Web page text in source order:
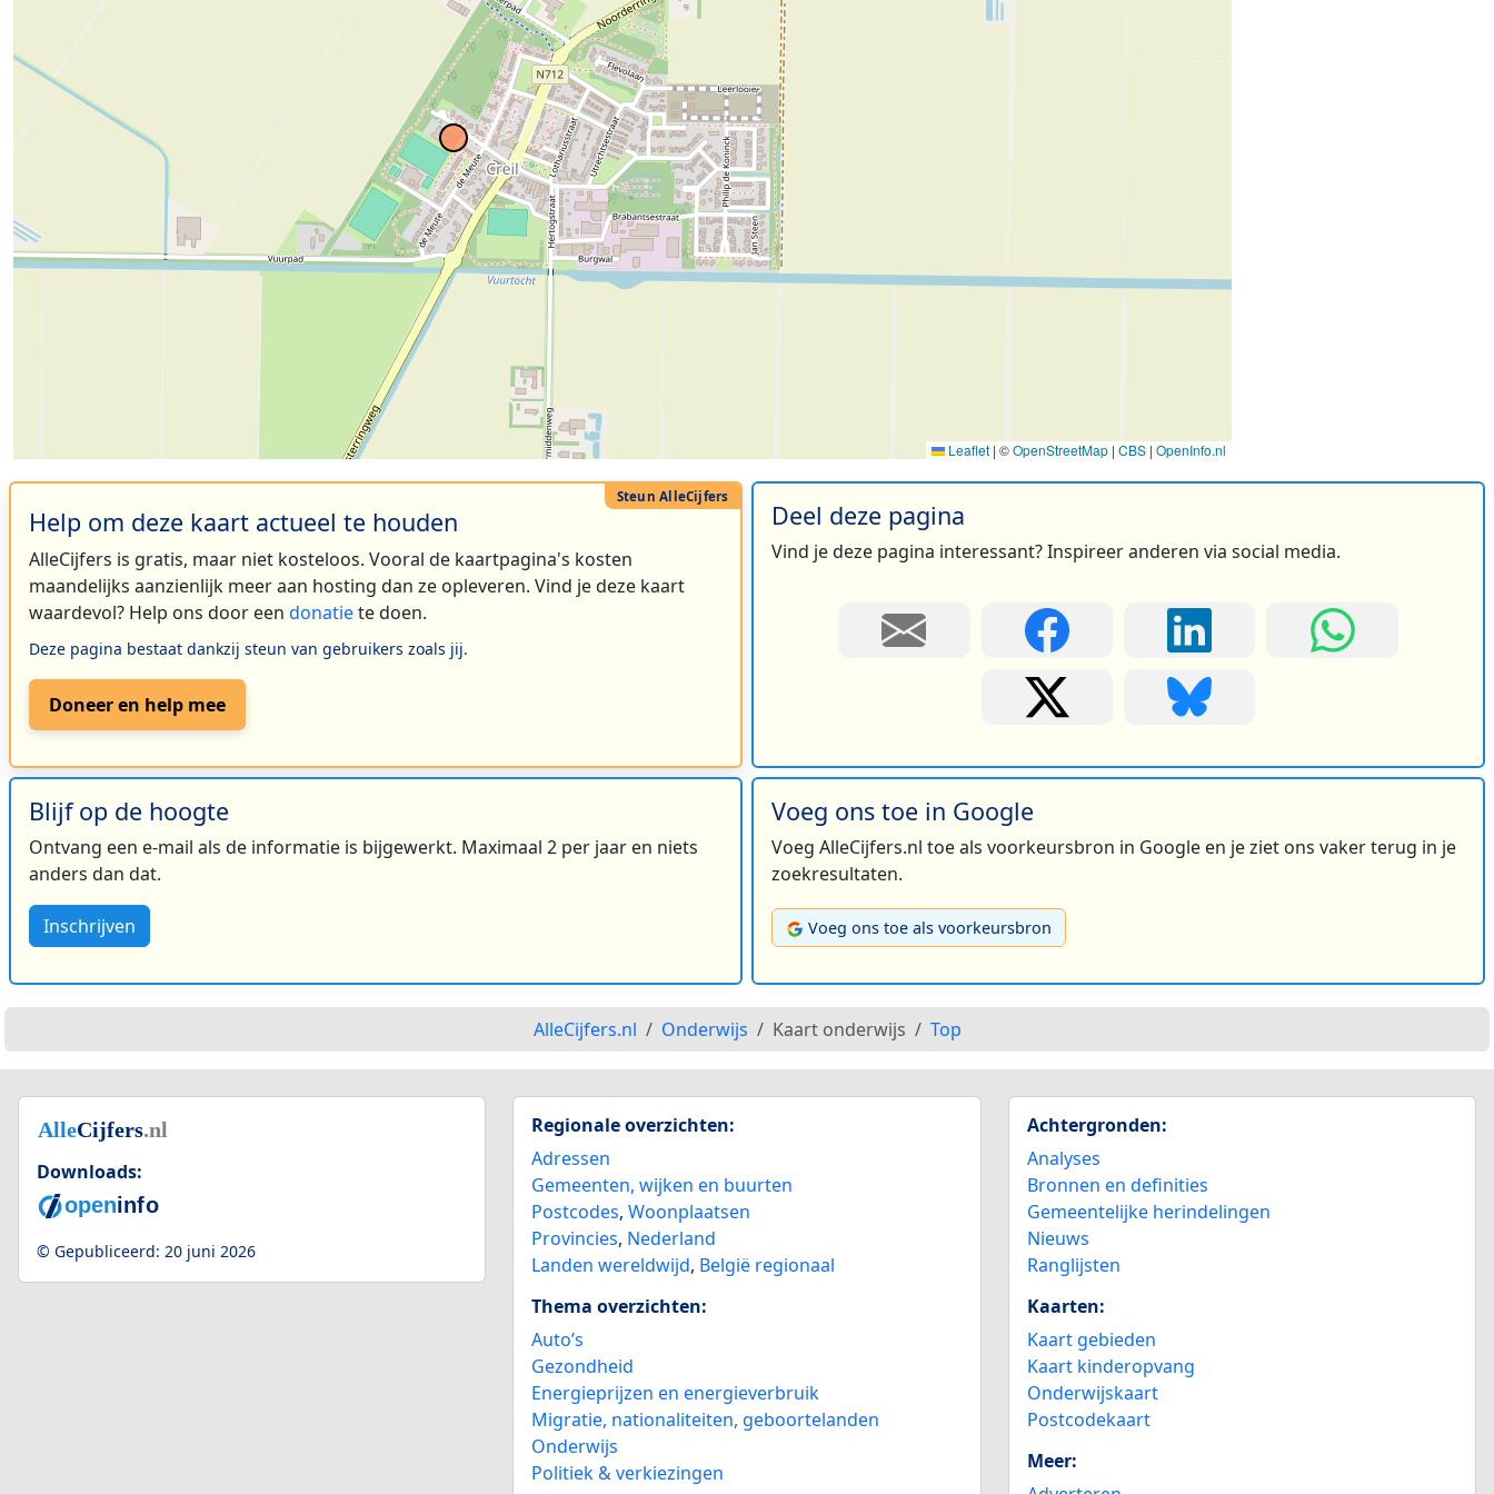
Leaflet | ©OpenStreetMap | CBS | OpenInfo.nl
Help om deze kaart actueel te houden
AlleCijfers is gratis, maar niet kosteloos. Vooral de kaartpagina's kosten
maandelijks aanzienlijk meer aan hosting dan ze opleveren. Vind je deze kaart
waardevol? Help ons door een donatiete doen.
Deze pagina bestaat dankzij steun van gebruikers zoals jij.
Doneer en help mee
Deel deze pagina
Vind je deze pagina interessant? Inspireer anderen via social media.
Blijf op de hoogte
Ontvang een e-mail als de informatie is bijgewerkt. Maximaal 2 per jaar en niets
anders dan dat.
Inschrijven
Voeg ons toe in Google
Voeg AlleCijfers.nl toe als voorkeursbron in Google en je ziet ons vaker terug in je
zoekresultaten.
Voeg ons toe als voorkeursbron
AlleCijfers.nl Onderwijs Kaart onderwijs Top
Downloads:
© Gepubliceerd: 20 juni 2026
Regionale overzichten:
Adressen
Gemeenten, wijken en buurten
Postcodes,Woonplaatsen
Provincies, Nederland
Landen wereldwijd, België regionaal
Thema overzichten:
Auto’s
Gezondheid
Energieprijzen en energieverbruik
Migratie, nationaliteiten, geboortelanden
Onderwijs
Politiek & verkiezingen
Achtergronden:
Analyses
Bronnen en definities
Gemeentelijke herindelingen
Nieuws
Ranglijsten
Kaarten:
Kaart gebieden
Kaart kinderopvang
Onderwijskaart
Postcodekaart
Meer: